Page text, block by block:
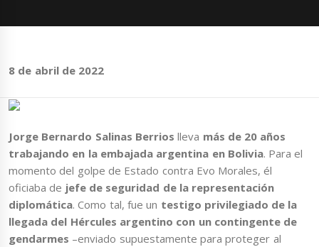
8 de abril de 2022
Jorge Bernardo Salinas Berrioslleva más de 20 años
trabajando en la embajada argentina en Bolivia. Para el
momento del golpe de Estado contra Evo Morales, él
oficiaba de jefe de seguridad de la representación
diplomática. Como tal, fue un testigo privilegiado de la
llegada del Hércules argentino con un contingente de
gendarmes –enviado supuestamente para proteger al